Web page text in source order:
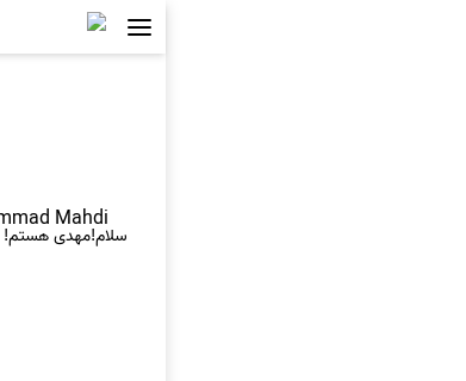
Mahdi
سلام!مهدی هستم! 17 سالمه،چپ دستم و از این که به گالریم سر زدید ممنونم.